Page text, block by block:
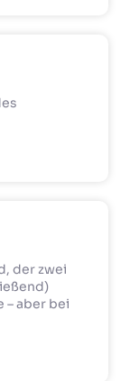
der zwei
– aber bei